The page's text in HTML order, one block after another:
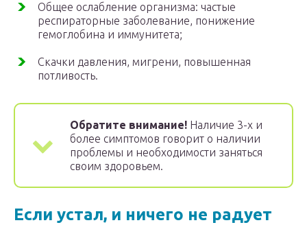
Общее ослабление организма: частые
респираторные заболевание, понижение
гемоглобина и иммунитета;
Скачки давления, мигрени, повышенная
потливость.
Обратите внимание! Наличие 3-х и
более симптомов говорит о наличии
проблемы и необходимости заняться
своим здоровьем.
Если устал, и ничего не радует